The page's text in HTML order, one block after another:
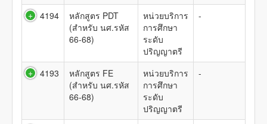
4194
หลักสูตร PDT
(สำหรับ นศ.รหัส
66-68)
หน่วยบริการ
การศึกษา
ระดับ
ปริญญาตรี
-
4193
หลักสูตร FE
(สำหรับ นศ.รหัส
66-68)
หน่วยบริการ
การศึกษา
ระดับ
ปริญญาตรี
-